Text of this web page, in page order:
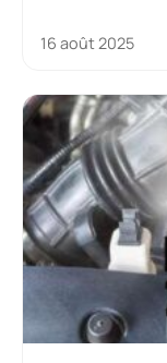
16 août 2025